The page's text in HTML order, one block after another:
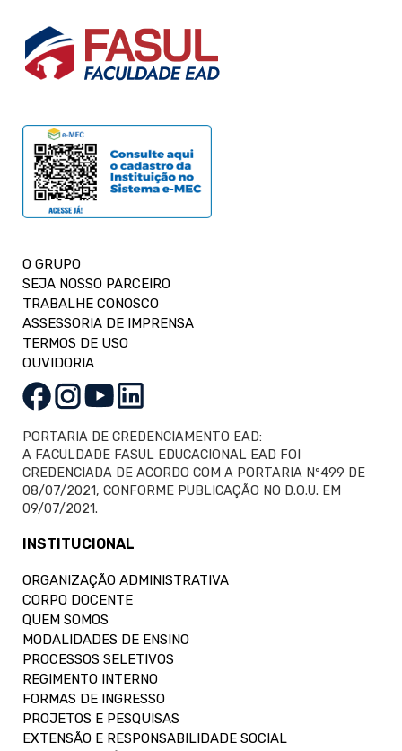
O GRUPO
SEJA NOSSO PARCEIRO
TRABALHE CONOSCO
ASSESSORIA DE IMPRENSA
TERMOS DE USO
OUVIDORIA
PORTARIA DE CREDENCIAMENTO EAD:
A FACULDADE FASUL EDUCACIONAL EAD FOI
CREDENCIADA DE ACORDO COM A PORTARIA Nº499 DE
08/07/2021, CONFORME PUBLICAÇÃO NO D.O.U. EM
09/07/2021.
INSTITUCIONAL
ORGANIZAÇÃO ADMINISTRATIVA
CORPO DOCENTE
QUEM SOMOS
MODALIDADES DE ENSINO
PROCESSOS SELETIVOS
REGIMENTO INTERNO
FORMAS DE INGRESSO
PROJETOS E PESQUISAS
EXTENSÃO E RESPONSABILIDADE SOCIAL